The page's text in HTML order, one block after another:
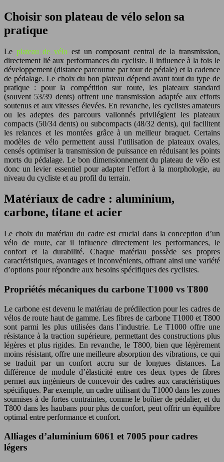
Choisir son plateau de vélo selon sa
pratique
Le plateau de vélo est un composant central de la transmission,
directement lié aux performances du cycliste. Il influence à la fois le
développement (distance parcourue par tour de pédale) et la cadence
de pédalage. Le choix du bon plateau dépend avant tout du type de
pratique : pour la compétition sur route, les plateaux standard
(souvent 53/39 dents) offrent une transmission adaptée aux efforts
soutenus et aux vitesses élevées. En revanche, les cyclistes amateurs
ou les adeptes des parcours vallonnés privilégient les plateaux
compacts (50/34 dents) ou subcompacts (48/32 dents), qui facilitent
les relances et les montées grâce à un meilleur braquet. Certains
modèles de vélo permettent aussi l’utilisation de plateaux ovales,
censés optimiser la transmission de puissance en réduisant les points
morts du pédalage. Le bon dimensionnement du plateau de vélo est
donc un levier essentiel pour adapter l’effort à la morphologie, au
niveau du cycliste et au profil du terrain.
Matériaux de cadre : aluminium,
carbone, titane et acier
Le choix du matériau du cadre est crucial dans la conception d’un
vélo de route, car il influence directement les performances, le
confort et la durabilité. Chaque matériau possède ses propres
caractéristiques, avantages et inconvénients, offrant ainsi une variété
d’options pour répondre aux besoins spécifiques des cyclistes.
Propriétés mécaniques du carbone T1000 vs T800
Le carbone est devenu le matériau de prédilection pour les cadres de
vélos de route haut de gamme. Les fibres de carbone T1000 et T800
sont parmi les plus utilisées dans l’industrie. Le T1000 offre une
résistance à la traction supérieure, permettant des constructions plus
légères et plus rigides. En revanche, le T800, bien que légèrement
moins résistant, offre une meilleure absorption des vibrations, ce qui
se traduit par un confort accru sur de longues distances. La
différence de module d’élasticité entre ces deux types de fibres
permet aux ingénieurs de concevoir des cadres aux caractéristiques
spécifiques. Par exemple, un cadre utilisant du T1000 dans les zones
soumises à de fortes contraintes, comme le boîtier de pédalier, et du
T800 dans les haubans pour plus de confort, peut offrir un équilibre
optimal entre performance et confort.
Alliages d’aluminium 6061 et 7005 pour cadres
légers